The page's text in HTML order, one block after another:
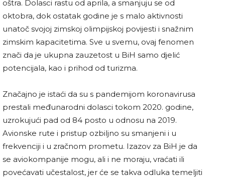
oštra. Dolasci rastu od aprila, a smanjuju se od
oktobra, dok ostatak godine je s malo aktivnosti
unatoč svojoj zimskoj olimpijskoj povijesti i snažnim
zimskim kapacitetima. Sve u svemu, ovaj fenomen
znači da je ukupna zauzetost u BiH samo djelić
potencijala, kao i prihod od turizma.
Značajno je istaći da su s pandemijom koronavirusa
prestali međunarodni dolasci tokom 2020. godine,
uzrokujući pad od 84 posto u odnosu na 2019.
Avionske rute i pristup ozbiljno su smanjeni i u
frekvenciji i u zračnom prometu. Izazov za BiH je da
se aviokompanije mogu, ali i ne moraju, vraćati ili
povećavati učestalost, jer će se takva odluka temeljiti